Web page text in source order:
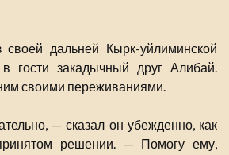
своей дальней Кырк-уйлиминской
в гости закадычный друг Алибай.
своими переживаниями.
— сказал он убежденно, как
решении. — Помогу ему,